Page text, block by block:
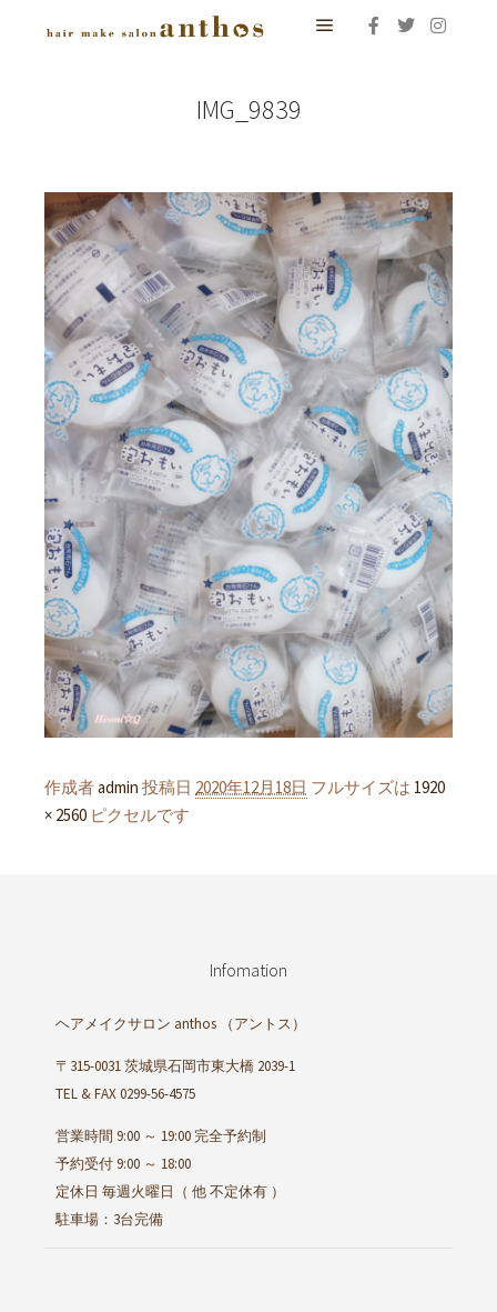
IMG_9839
作成者admin 投稿日 2020年12月18日 フルサイズは 1920
× 2560 ピクセルです
Infomation
ヘアメイクサロン anthos （アントス）
〒315-0031 茨城県石岡市東大橋 2039-1
TEL & FAX 0299-56-4575
営業時間 9:00 ～ 19:00 完全予約制
予約受付 9:00 ～ 18:00
定休日 毎週火曜日（ 他 不定休有 ）
駐車場：3台完備